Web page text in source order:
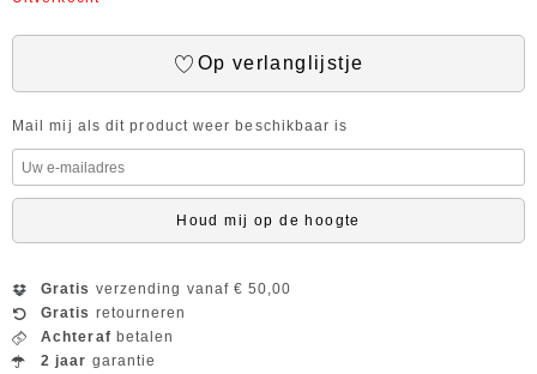
Op verlanglijstje
Mail mij als dit product weer beschikbaar is
Houd mij op de hoogte
Gratis verzending vanaf € 50,00
Gratis retourneren
Achteraf betalen
2 jaar garantie